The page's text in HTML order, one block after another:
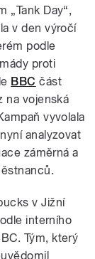
„Tank Day“,
v den výročí
podle
proti
BBC část
na vojenská
vyvolala
analyzovat
záměrná a
v Jižní
interního
Tým, který